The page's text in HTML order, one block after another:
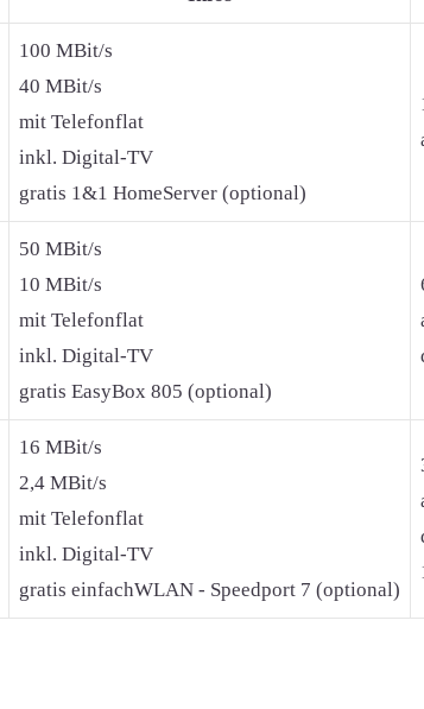
100 MBit/s
40 MBit/s
mit Telefonflat
inkl. Digital-TV
gratis 1&1 HomeServer (optional)
50 MBit/s
10 MBit/s
mit Telefonflat
inkl. Digital-TV
gratis EasyBox 805 (optional)
16 MBit/s
2,4 MBit/s
mit Telefonflat
inkl. Digital-TV
gratis einfachWLAN - Speedport 7 (optional)